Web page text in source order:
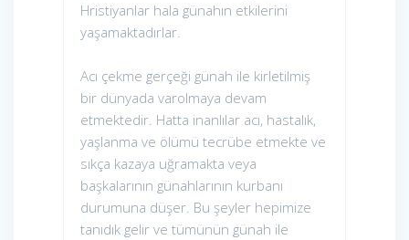
Hristiyanlar hala günahın etkilerini
yaşamaktadırlar.
Acı çekme gerçeği günah ile kirletilmiş
bir dünyada varolmaya devam
etmektedir. Hatta inanlılar acı, hastalık,
yaşlanma ve ölümü tecrübe etmekte ve
sıkça kazaya uğramakta veya
başkalarının günahlarının kurbanı
durumuna düşer. Bu şeyler hepimize
tanıdık gelir ve tümünün günah ile